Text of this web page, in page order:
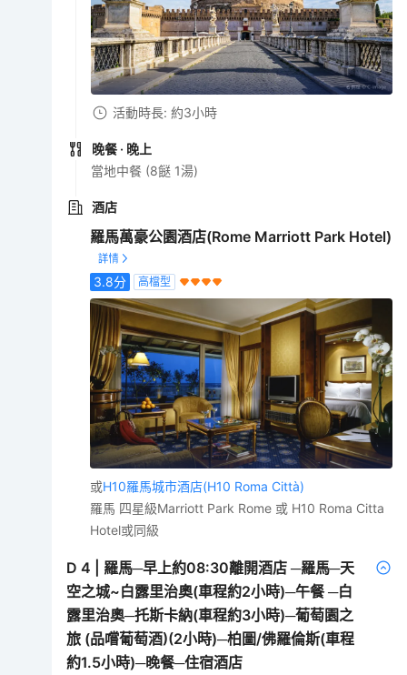
活動時長: 約3小時
晚餐 · 晚上
當地中餐 (8餸 1湯)
酒店
羅馬萬豪公園酒店(Rome Marriott Park Hotel)
3.8分 高檔型
或H10羅馬城市酒店(H10 Roma Città)
羅馬 四星級Marriott Park Rome 或 H10 Roma Citta
Hotel或同級
D4
羅馬─早上約08:30離開酒店 ─羅馬─天
空之城~白露里治奧(車程約2小時)─午餐 ─白
露里治奧─托斯卡納(車程約3小時)─葡萄園之
旅 (品嚐葡萄酒)(2小時)─柏圖/佛羅倫斯(車程
約1.5小時)─晚餐─住宿酒店